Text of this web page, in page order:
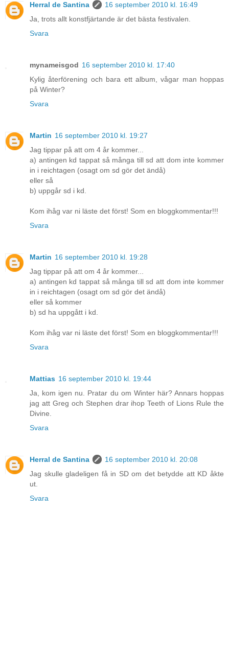
Herral de Santina
16 september 2010 kl. 16:49
Ja, trots allt konstfjärtande är det bästa festivalen.
Svara
mynameisgod 16 september 2010 kl. 17:40
Kylig återförening och bara ett album, vågar man hoppas
på Winter?
Svara
Martin 16 september 2010 kl. 19:27
Jag tippar på att om 4 år kommer...
a) antingen kd tappat så många till sd att dom inte kommer
in i reichtagen (osagt om sd gör det ändå)
eller så
b) uppgår sd i kd.
Kom ihåg var ni läste det först! Som en bloggkommentar!!!
Svara
Martin 16 september 2010 kl. 19:28
Jag tippar på att om 4 år kommer...
a) antingen kd tappat så många till sd att dom inte kommer
in i reichtagen (osagt om sd gör det ändå)
eller så kommer
b) sd ha uppgått i kd.
Kom ihåg var ni läste det först! Som en bloggkommentar!!!
Svara
Mattias 16 september 2010 kl. 19:44
Ja, kom igen nu. Pratar du om Winter här? Annars hoppas
jag att Greg och Stephen drar ihop Teeth of Lions Rule the
Divine.
Svara
Herral de Santina
16 september 2010 kl. 20:08
Jag skulle gladeligen få in SD om det betydde att KD åkte
ut.
Svara